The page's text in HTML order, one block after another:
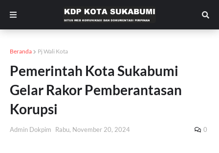
Beranda Pj Wali Kota
Pemerintah Kota Sukabumi
Gelar Rakor Pemberantasan
Korupsi
Admin Dokpim Rabu, November 20, 2024 0